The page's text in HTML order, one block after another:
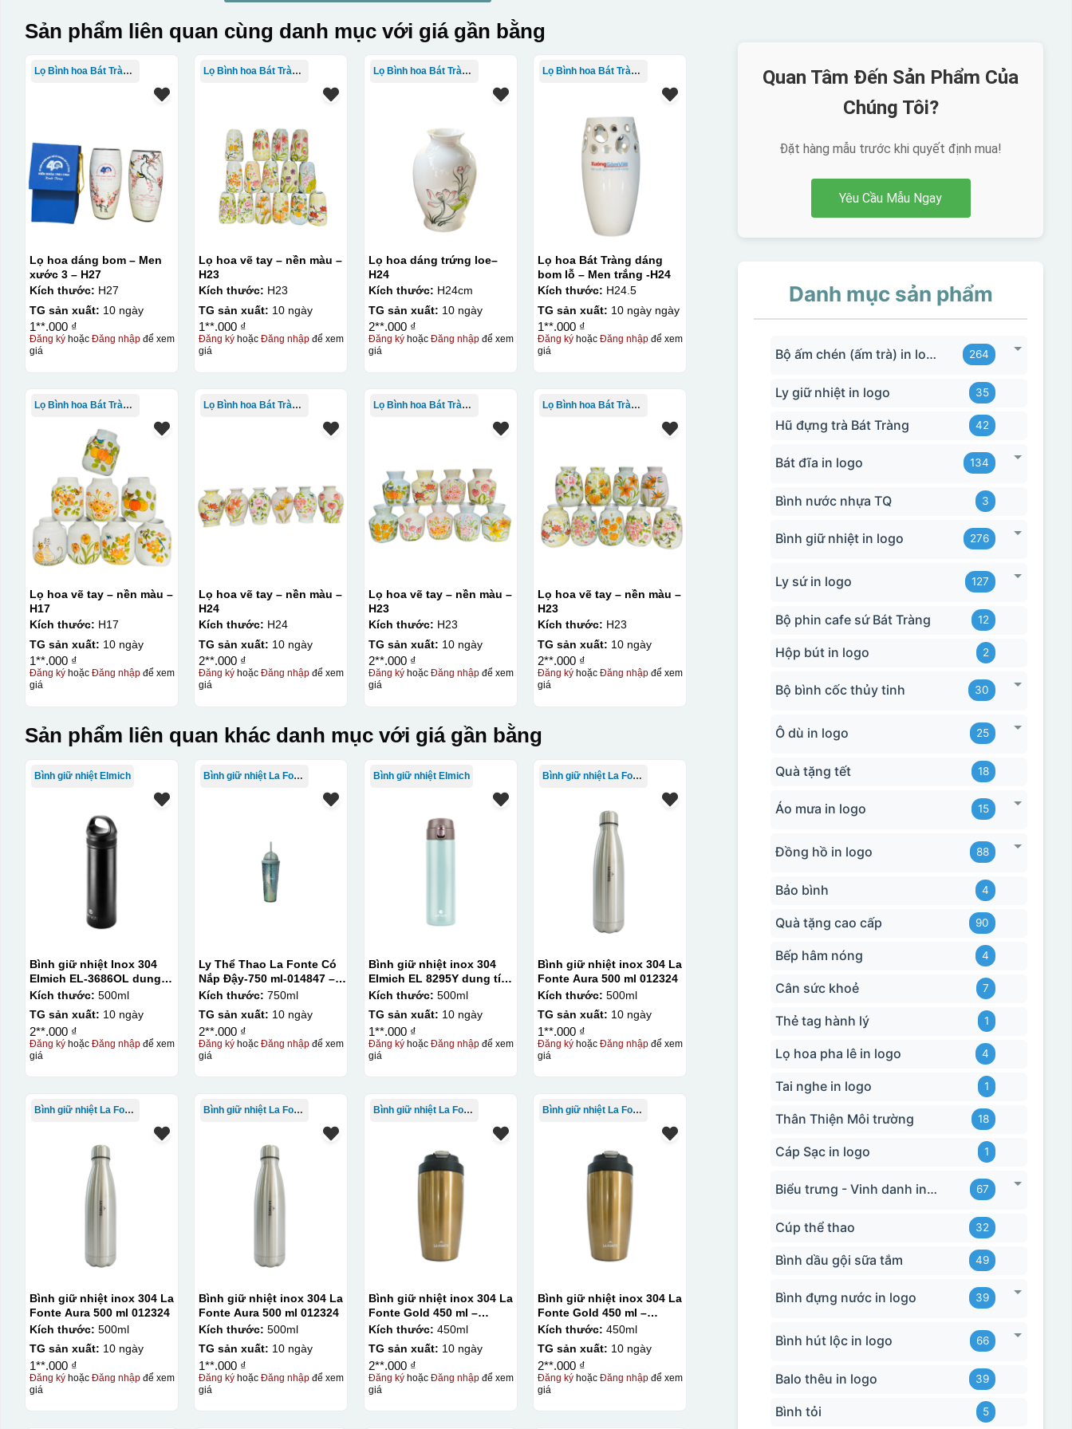
Sản phẩm liên quan cùng danh mục với giá gần bằng
Lọ Bình hoa Bát Tràng in logo
Lọ hoa dáng bom – Men
xước 3 – H27
Kích thước: H27
TG sản xuất: 10 ngày
1**.000 ₫
Đăng kýhoặc Đăng nhậpđể xem
giá
Lọ Bình hoa Bát Tràng in logo
Lọ hoa vẽ tay – nền màu –
H23
Kích thước: H23
TG sản xuất: 10 ngày
1**.000 ₫
Đăng ký hoặcĐăng nhập để xem
giá
Lọ Bình hoa Bát Tràng in logo
Lọ hoa dáng trứng loe–
H24
Kích thước: H24cm
TG sản xuất: 10 ngày
2**.000 ₫
Đăng kýhoặc Đăng nhậpđể xem
giá
Lọ Bình hoa Bát Tràng in logo
Lọ hoa Bát Tràng dáng
bom lỗ – Men trắng -H24
Kích thước: H24.5
TG sản xuất: 10 ngày ngày
1**.000 ₫
Đăng ký hoặcĐăng nhập để xem
giá
Lọ Bình hoa Bát Tràng in logo
Lọ hoa vẽ tay – nền màu –
H17
Kích thước: H17
TG sản xuất: 10 ngày
1**.000 ₫
Đăng kýhoặc Đăng nhậpđể xem
giá
Lọ Bình hoa Bát Tràng in logo
Lọ hoa vẽ tay – nền màu –
H24
Kích thước: H24
TG sản xuất: 10 ngày
2**.000 ₫
Đăng ký hoặcĐăng nhập để xem
giá
Lọ Bình hoa Bát Tràng in logo
Lọ hoa vẽ tay – nền màu –
H23
Kích thước: H23
TG sản xuất: 10 ngày
2**.000 ₫
Đăng kýhoặc Đăng nhậpđể xem
giá
Lọ Bình hoa Bát Tràng in logo
Lọ hoa vẽ tay – nền màu –
H23
Kích thước: H23
TG sản xuất: 10 ngày
2**.000 ₫
Đăng ký hoặcĐăng nhập để xem
giá
Sản phẩm liên quan khác danh mục với giá gần bằng
Bình giữ nhiệt Elmich
Bình giữ nhiệt Inox 304
Elmich EL-3686OL dung
tích 500ml
Kích thước: 500ml
TG sản xuất: 10 ngày
2**.000 ₫
Đăng kýhoặc Đăng nhậpđể xem
giá
Bình giữ nhiệt La Fonte
Ly Thể Thao La Fonte Có
Nắp Đậy-750 ml-014847 –
GRA
Kích thước: 750ml
TG sản xuất: 10 ngày
2**.000 ₫
Đăng ký hoặcĐăng nhập để xem
giá
Bình giữ nhiệt Elmich
Bình giữ nhiệt inox 304
Elmich EL 8295Y dung tích
500ml
Kích thước: 500ml
TG sản xuất: 10 ngày
1**.000 ₫
Đăng kýhoặc Đăng nhậpđể xem
giá
Bình giữ nhiệt La Fonte
Bình giữ nhiệt inox 304 La
Fonte Aura 500 ml 012324
Kích thước: 500ml
TG sản xuất: 10 ngày
1**.000 ₫
Đăng ký hoặcĐăng nhập để xem
giá
Bình giữ nhiệt La Fonte
Bình giữ nhiệt inox 304 La
Fonte Aura 500 ml 012324
Kích thước: 500ml
TG sản xuất: 10 ngày
1**.000 ₫
Đăng kýhoặc Đăng nhậpđể xem
giá
Bình giữ nhiệt La Fonte
Bình giữ nhiệt inox 304 La
Fonte Aura 500 ml 012324
Kích thước: 500ml
TG sản xuất: 10 ngày
1**.000 ₫
Đăng ký hoặcĐăng nhập để xem
giá
Bình giữ nhiệt La Fonte
Bình giữ nhiệt inox 304 La
Fonte Gold 450 ml –
012331
Kích thước: 450ml
TG sản xuất: 10 ngày
2**.000 ₫
Đăng kýhoặc Đăng nhậpđể xem
giá
Bình giữ nhiệt La Fonte
Bình giữ nhiệt inox 304 La
Fonte Gold 450 ml –
012331
Kích thước: 450ml
TG sản xuất: 10 ngày
2**.000 ₫
Đăng ký hoặcĐăng nhập để xem
giá
Quan Tâm Đến Sản Phẩm Của
Chúng Tôi?
Đặt hàng mẫu trước khi quyết định mua!
Yêu Cầu Mẫu Ngay
Danh mục sản phẩm
Bộ ấm chén (ấm trà) in logo 264
Ly giữ nhiệt in logo 35
Hũ đựng trà Bát Tràng 42
Bát đĩa in logo 134
Bình nước nhựa TQ 3
Bình giữ nhiệt in logo 276
Ly sứ in logo 127
Bộ phin cafe sứ Bát Tràng 12
Hộp bút in logo 2
Bộ bình cốc thủy tinh 30
Ô dù in logo 25
Quà tặng tết 18
Áo mưa in logo 15
Đồng hồ in logo 88
Bảo bình 4
Quà tặng cao cấp 90
Bếp hâm nóng 4
Cân sức khoẻ 7
Thẻ tag hành lý 1
Lọ hoa pha lê in logo 4
Tai nghe in logo 1
Thân Thiện Môi trường 18
Cáp Sạc in logo 1
Biểu trưng - Vinh danh in logo 67
Cúp thể thao 32
Bình dầu gội sữa tắm 49
Bình đựng nước in logo 39
Bình hút lộc in logo 66
Balo thêu in logo 39
Bình tỏi 5